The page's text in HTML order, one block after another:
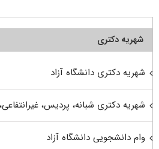
شهریه دکتری
شهریه دکتری دانشگاه آزاد
شهریه دکتری شبانه، پردیس،
وام دانشجویی دانشگاه آزاد